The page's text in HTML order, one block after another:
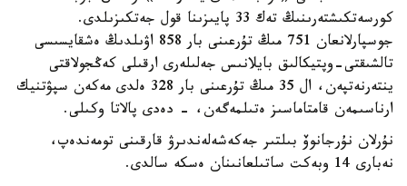
كورسەتكىشتەرىنىڭ تەك 33 پايىزىنا قول جەتكىزىلدى.
جوسپارلانعان 751 مىڭ تۇرعىنى بار 858 اۋىلدىڭ ەشقايسىسى
تالشىقتى-وپتيكالىق بايلانىس جەلىلەرى ارقىلى كەڭجولاقتى
ينتەرنەتپەن، ال 35 مىڭ تۇرعىنى بار 328 ەلدى مەكەن سپۋتنيك
ارناسىمەن قامتاماسىز ەتىلمەگەن، - دەدى پالاتا وكىلى.
نۇرلان نۇرجانوۆ بىلتىر جەكەشەلەندىرۋ قارقىنى تومەندەپ،
نەبارى 14 وبەكت ساتىلعانىنان ەسكە سالدى.